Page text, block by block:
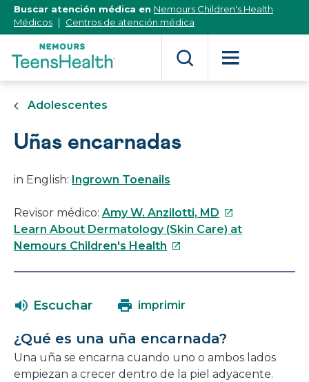
[Skip
Content]
Buscar atención médica en Nemours Children's Health
Médicos
Centros de atención médica
Adolescentes
Uñas encarnadas
in English: Ingrown Toenails
Revisor médico: Amy W. Anzilotti, MD Este
enlace
Learn About Dermatology (Skin Care) at
Nemours Children's Health Este
en
nueva
ventana
Escuchar imprimir
¿Qué es una uña encarnada?
Una uña se encarna cuando uno o ambos lados
empiezan a crecer dentro de la piel adyacente.